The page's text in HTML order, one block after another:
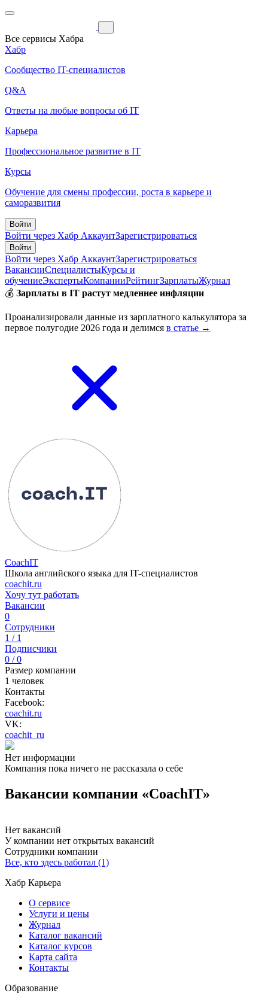
Все сервисы Хабра
Хабр
Сообщество IT-специалистов
Q&A
Ответы на любые вопросы об IT
Карьера
Профессиональное развитие в IT
Курсы
Обучение для смены профессии, роста в карьере и
саморазвития
Войти
Войти через Хабр АккаунтЗарегистрироваться
Войти
Войти через Хабр АккаунтЗарегистрироваться
ВакансииСпециалистыКурсы и
обучениеЭкспертыКомпанииРейтингЗарплатыЖурнал
💰 Зарплаты в IT растут медленнее инфляции
Проанализировали данные из зарплатного калькулятора за
первое полугодие 2026 года и делимся в статье →
CoachIT
Школа английского языка для IT-специалистов
coachit.ru
Хочу тут работать
Вакансии
0
Сотрудники
1 / 1
Подписчики
0 / 0
Размер компании
1 человек
Контакты
Facebook:
coachit.ru
VK:
coachit_ru
Нет информации
Компания пока ничего не рассказала о себе
Вакансии компании «CoachIT»
Нет вакансий
У компании нет открытых вакансий
Сотрудники компании
Все, кто здесь работал (1)
Хабр Карьера
О сервисе
Услуги и цены
Журнал
Каталог вакансий
Каталог курсов
Карта сайта
Контакты
Образование